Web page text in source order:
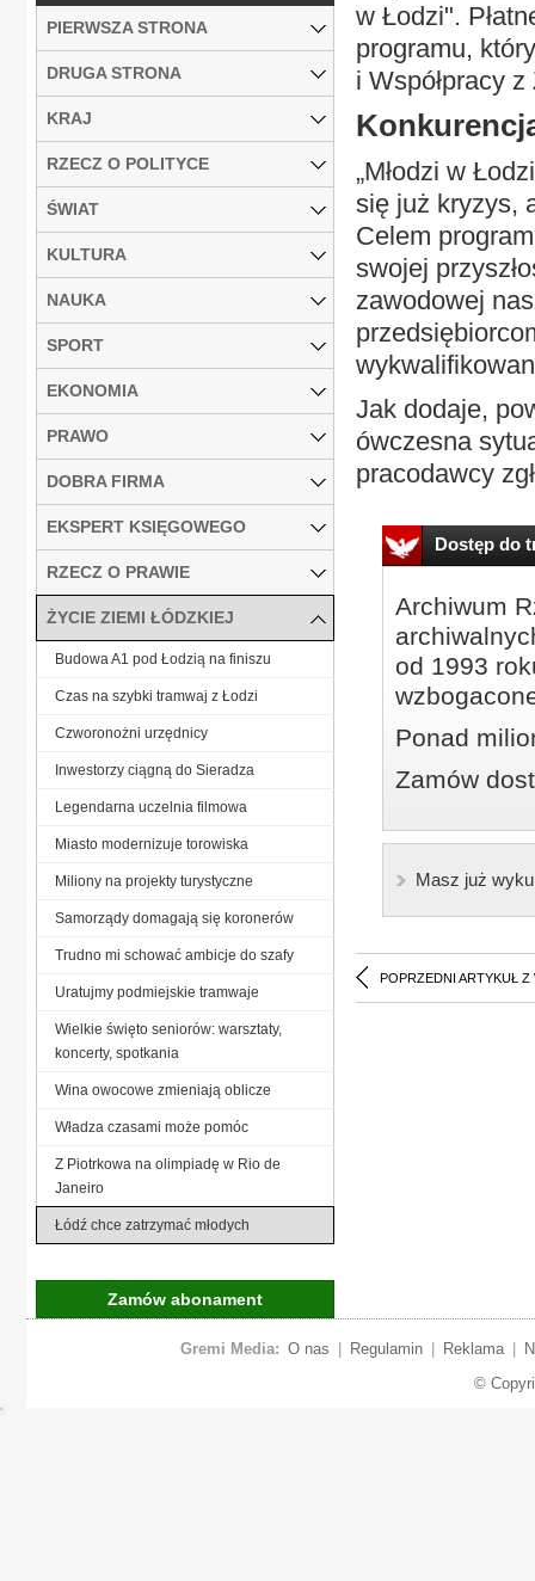
w Łodzi".
programu,
i Współpracy
„Młodzi w
się już kryzys,
Celem
swojej
zawodowej
Jak dodaje,
ówczesna
pracodawcy
Dostęp do
Archiwum
od 1993
Ponad
Zamów
Masz już
POPRZEDNI ARTYKUŁ Z
PIERWSZA STRONA
DRUGA STRONA
KRAJ
RZECZ O POLITYCE
ŚWIAT
KULTURA
NAUKA
SPORT
EKONOMIA
PRAWO
DOBRA FIRMA
EKSPERT KSIĘGOWEGO
RZECZ O PRAWIE
ŻYCIE ZIEMI ŁÓDZKIEJ
Budowa A1 pod Łodzią na finiszu
Czas na szybki tramwaj z Łodzi
Czworonożni urzędnicy
Inwestorzy ciągną do Sieradza
Legendarna uczelnia filmowa
Miasto modernizuje torowiska
Miliony na projekty turystyczne
Samorządy domagają się koronerów
Trudno mi schować ambicje do szafy
Uratujmy podmiejskie tramwaje
Wielkie święto seniorów: warsztaty,
koncerty, spotkania
Wina owocowe zmieniają oblicze
Władza czasami może pomóc
Z Piotrkowa na olimpiadę w Rio de
Janeiro
Łódź chce zatrzymać młodych
Zamów abonament
Gremi Media: O nas Regulamin Reklama
©